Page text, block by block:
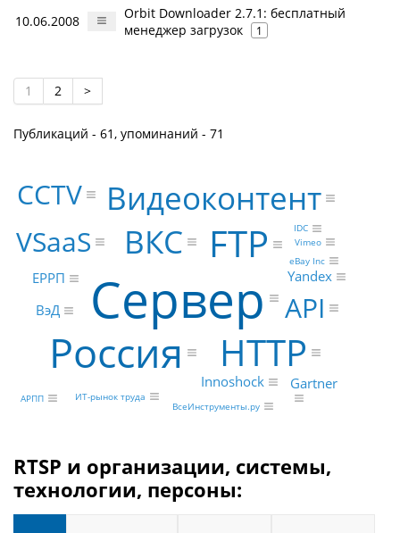
10.06.2008
Orbit Downloader 2.7.1: бесплатный
менеджер загрузок
1
1 2 >
Публикаций - 61, упоминаний - 71
Сервер
Россия HTTP
FTP
ВКС
Видеоконтент
VSaaS
CCTV
API
Innoshock
ЕРРП
ВэД
Gartner
Yandex
eBay Inc
Vimeo
АРПП ИТ-рынок труда
IDC
ВсеИнструменты.ру
RTSP и организации, системы,
технологии, персоны: